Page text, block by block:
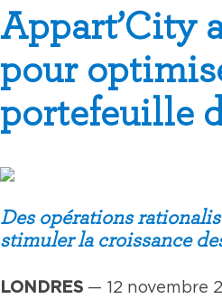
Appart’City
pour
portefeuille
Des opérations
stimuler la croissance
LONDRES — 12 novembre